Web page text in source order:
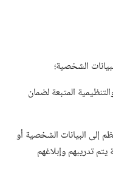
الشخصية؛‏
المتبعة لضمان
إلى البيانات الشخصية أو
تدريبهم وإبلاغهم